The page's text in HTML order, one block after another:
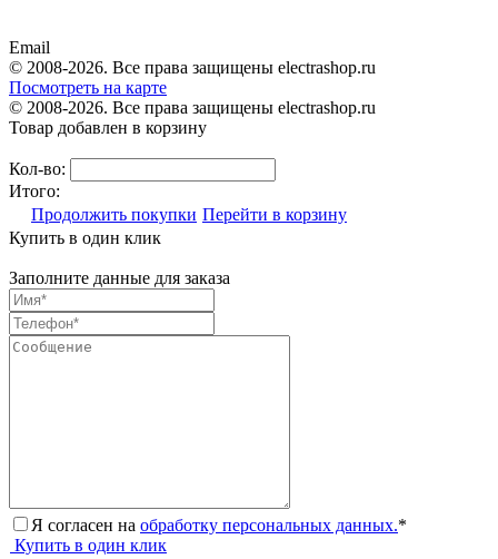
Email
© 2008-2026. Все права защищены electrashop.ru
Посмотреть на карте
© 2008-2026. Все права защищены electrashop.ru
Товар добавлен в корзину
Кол-во:
Итого:
Продолжить покупки Перейти в корзину
Купить в один клик
Заполните данные для заказа
Я согласен на обработку персональных данных.*
Купить в один клик